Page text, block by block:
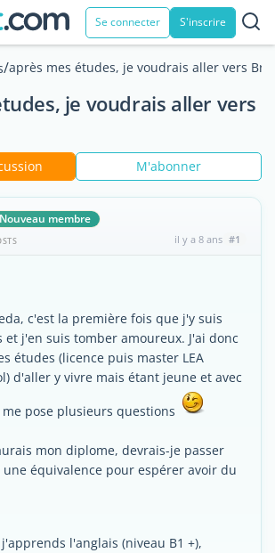
Se connecter S'inscrire
/après mes études, je voudrais aller vers
je voudrais aller vers
M'abonner
Nouveau membre
il y a 8 ans #1
c'est la première fois que j'y suis
et j'en suis tomber amoureux. J'ai donc
études (licence puis master LEA
d'aller y vivre mais étant jeune et avec
pose plusieurs questions
mon diplome, devrais-je passer
équivalence pour espérer avoir du
l'anglais (niveau B1 +),